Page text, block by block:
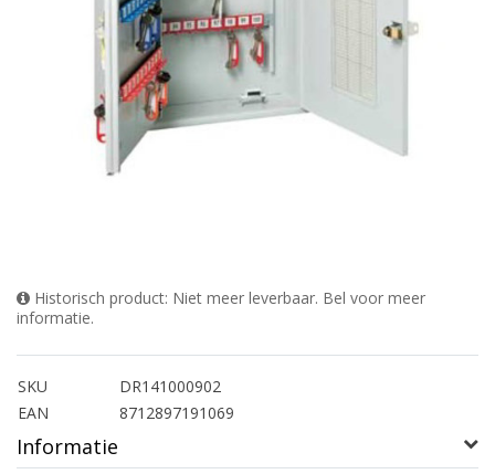
Historisch product: Niet meer leverbaar. Bel voor meer
informatie.
SKU
DR141000902
EAN
8712897191069
Informatie